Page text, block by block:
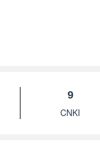
9
CNKI